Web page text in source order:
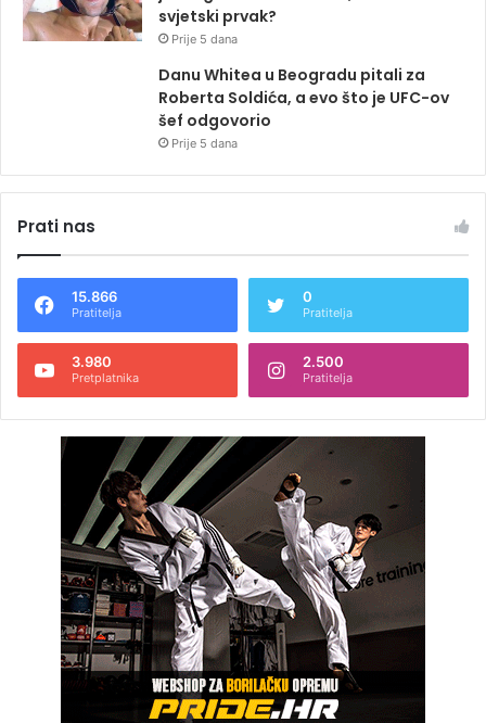
svjetski prvak?
Prije 5 dana
Danu Whitea u Beogradu pitali za
Roberta Soldića, a evo što je UFC-ov
šef odgovorio
Prije 5 dana
Prati nas
15.866
Pratitelja
0
Pratitelja
3.980
Pretplatnika
2.500
Pratitelja